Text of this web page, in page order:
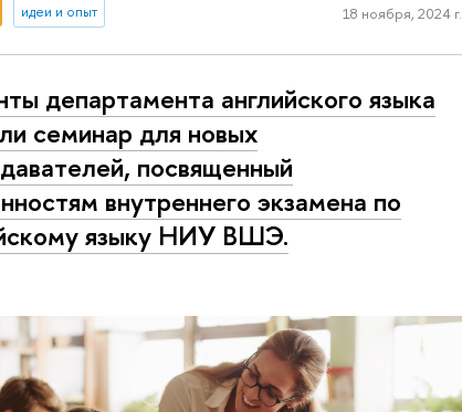
идеи и опыт 18 ноября, 2024 г.
департамента английского языка
семинар для новых
посвященный
внутреннего экзамена по
языку НИУ ВШЭ.